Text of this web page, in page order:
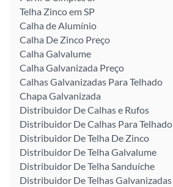
Telha Zinco em SP
Calha de Alumínio
Calha De Zinco Preço
Calha Galvalume
Calha Galvanizada Preço
Calhas Galvanizadas Para Telhado
Chapa Galvanizada
Distribuidor De Calhas e Rufos
Distribuidor De Calhas Para Telhado
Distribuidor De Telha De Zinco
Distribuidor De Telha Galvalume
Distribuidor De Telha Sanduíche
Distribuidor De Telhas Galvanizadas